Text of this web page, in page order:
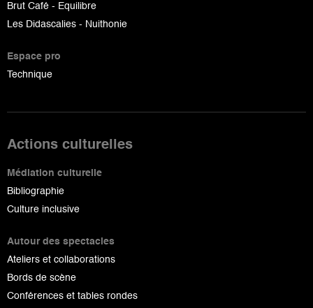
Brut Café - Equilibre
Les Didascalies - Nuithonie
Espace pro
Technique
Actions culturelles
Médiation culturelle
Bibliographie
Culture inclusive
Autour des spectacles
Ateliers et collaborations
Bords de scène
Conférences et tables rondes